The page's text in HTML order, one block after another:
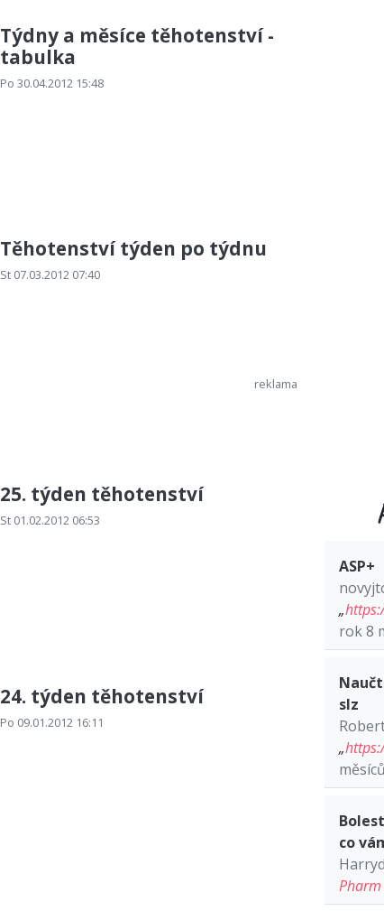
Týdny a měsíce těhotenství -
tabulka
Po 30.04.2012 15:48
Těhotenství týden po týdnu
St 07.03.2012 07:40
25. týden těhotenství
St 01.02.2012 06:53
24. týden těhotenství
Po 09.01.2012 16:11
ASP+
„
rok 8
slz
„
měsíců
co